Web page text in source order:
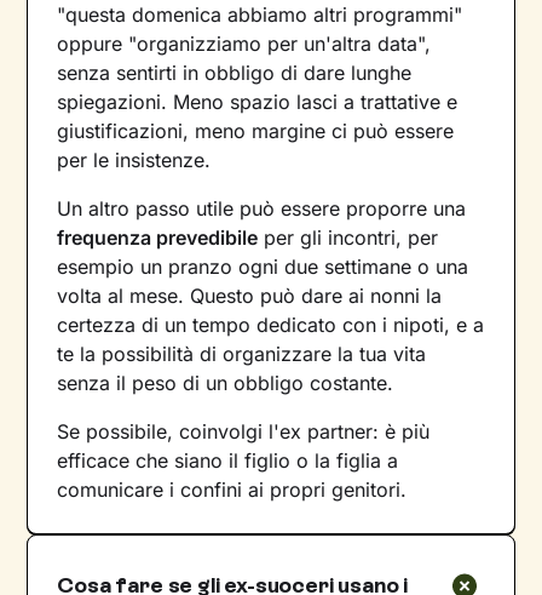
"questa domenica abbiamo altri programmi"
oppure "organizziamo per un'altra data",
senza sentirti in obbligo di dare lunghe
spiegazioni. Meno spazio lasci a trattative e
giustificazioni, meno margine ci può essere
per le insistenze.
Un altro passo utile può essere proporre una
frequenza prevedibile per gli incontri, per
esempio un pranzo ogni due settimane o una
volta al mese. Questo può dare ai nonni la
certezza di un tempo dedicato con i nipoti, e a
te la possibilità di organizzare la tua vita
senza il peso di un obbligo costante.
Se possibile, coinvolgi l'ex partner: è più
efficace che siano il figlio o la figlia a
comunicare i confini ai propri genitori.
Cosa fare se gli ex-suoceri usano i